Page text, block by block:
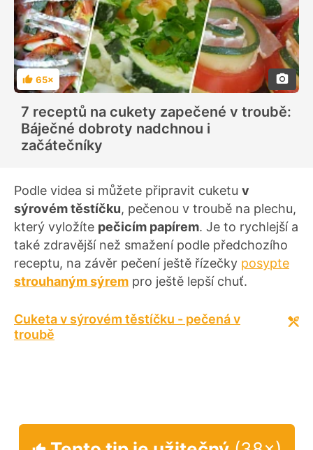
H
o
n
o
c
n
65×
7 receptů na cukety zapečené v troubě:
Báječné dobroty nadchnou i
začátečníky
Podle videa si můžete připravit cuketu v
sýrovém těstíčku, pečenou v troubě na plechu,
který vyložíte pečicím papírem. Je to rychlejší a
také zdravější než smažení podle předchozího
receptu, na závěr pečení ještě řízečky posypte
strouhaným sýrem pro ještě lepší chuť.
Cuketa v sýrovém těstíčku - pečená v
troubě